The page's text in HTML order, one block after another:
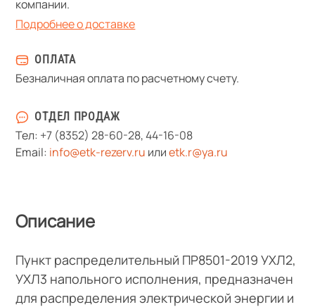
компании.
Подробнее о доставке
ОПЛАТА
Безналичная оплата по расчетному счету.
ОТДЕЛ ПРОДАЖ
Тел: +7 (8352) 28-60-28,44-16-08
Email: info@etk-rezerv.ru илиetk.r@ya.ru
Описание
Пункт распределительный ПР8501-2019 УХЛ2,
УХЛ3 напольного исполнения, предназначен
для распределения электрической энергии и